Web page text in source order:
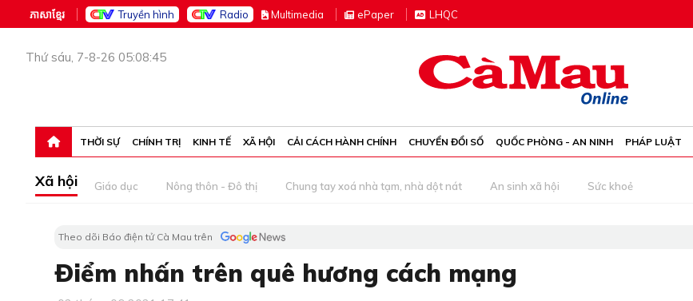
ភាសាខ្មែរ Truyền hình Radio Multimedia ePaper LHQC
Thứ sáu, 7-8-26 05:08:45
THỜI SỰ CHÍNH TRỊ KINH TẾ XÃ HỘI CẢI CÁCH HÀNH CHÍNH CHUYỂN ĐỔI SỐ QUỐC PHÒNG - AN NINH PHÁP LUẬT
Xã hội Giáo dục Nông thôn - Đô thị Chung tay xoá nhà tạm, nhà dột nát An sinh xã hội Sức khoẻ
Theo dõi Báo điện tử Cà Mau trên
Ðiểm nhấn trên quê hương cách mạng